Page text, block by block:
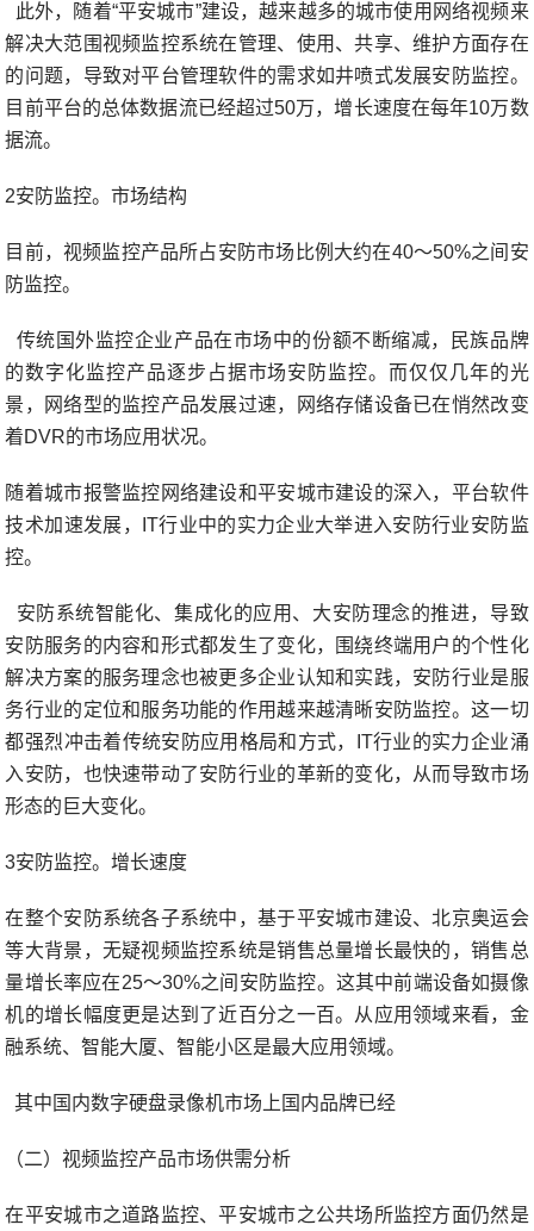
此外，随着“平安城市”建设，越来越多的城市使用网络视频来
解决大范围视频监控系统在管理、使用、共享、维护方面存在
的问题，导致对平台管理软件的需求如井喷式发展安防监控。
目前平台的总体数据流已经超过50万，增长速度在每年10万数
据流。
2安防监控。市场结构
目前，视频监控产品所占安防市场比例大约在40～50%之间安
防监控。
传统国外监控企业产品在市场中的份额不断缩减，民族品牌
的数字化监控产品逐步占据市场安防监控。而仅仅几年的光
景，网络型的监控产品发展过速，网络存储设备已在悄然改变
着DVR的市场应用状况。
随着城市报警监控网络建设和平安城市建设的深入，平台软件
技术加速发展，IT行业中的实力企业大举进入安防行业安防监
控。
安防系统智能化、集成化的应用、大安防理念的推进，导致
安防服务的内容和形式都发生了变化，围绕终端用户的个性化
解决方案的服务理念也被更多企业认知和实践，安防行业是服
务行业的定位和服务功能的作用越来越清晰安防监控。这一切
都强烈冲击着传统安防应用格局和方式，IT行业的实力企业涌
入安防，也快速带动了安防行业的革新的变化，从而导致市场
形态的巨大变化。
3安防监控。增长速度
在整个安防系统各子系统中，基于平安城市建设、北京奥运会
等大背景，无疑视频监控系统是销售总量增长最快的，销售总
量增长率应在25～30%之间安防监控。这其中前端设备如摄像
机的增长幅度更是达到了近百分之一百。从应用领域来看，金
融系统、智能大厦、智能小区是最大应用领域。
其中国内数字硬盘录像机市场上国内品牌已经
（二）视频监控产品市场供需分析
在平安城市之道路监控、平安城市之公共场所监控方面仍然是